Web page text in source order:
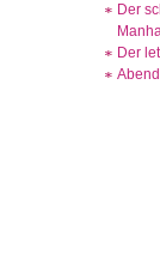
Der
Der